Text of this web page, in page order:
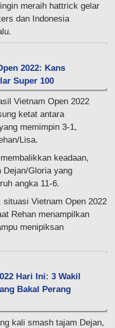
meraih hattrick gelar
dan Indonesia
2022: Kans
Super 100
Vietnam Open 2022
ketat antara
memimpin 3-1,
Lisa.
keadaan,
Dejan/Gloria yang
angka 11-6.
Vietnam Open 2022
Rehan menampilkan
menipiksan
Hari Ini: 3 Wakil
Bakal Perang
kali smash tajam Dejan,